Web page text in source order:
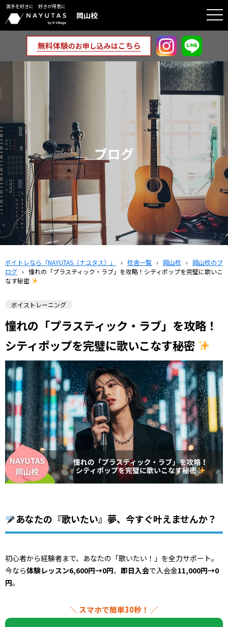
苦手を好きに 好きが得意に
岡山校
ブログ
ボイトレなら「NAYUTAS（ナユタス）」 › 校舎一覧 › 岡山校 ›
岡山校のブ
ログ › 憧れの「プラスティック・ラブ」を攻略！シティポップを完璧に歌いこ
なす秘密
ボイストレーニング
憧れの「プラスティック・ラブ」を攻略！
シティポップを完璧に歌いこなす秘密
あなたの『歌いたい』夢、今すぐ叶えませんか？
初心者から経験者まで、あなたの「歌いたい！」を全力サポート。
今なら体験レッスン6,600円→0円、 即日入会で入会金11,000円→0
円。
＼ スマホで簡単30秒！ ／